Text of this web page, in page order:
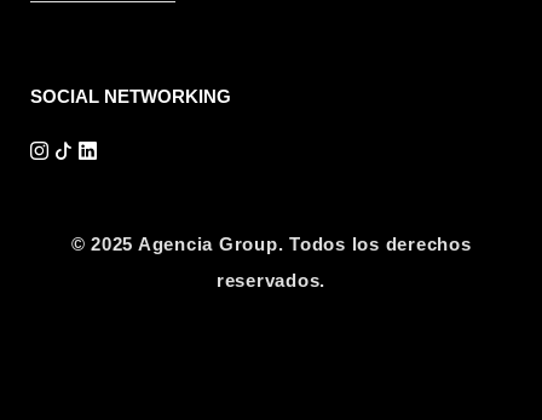
SOCIAL NETWORKING
© 2025 Agencia Group. Todos los derechos
reservados.